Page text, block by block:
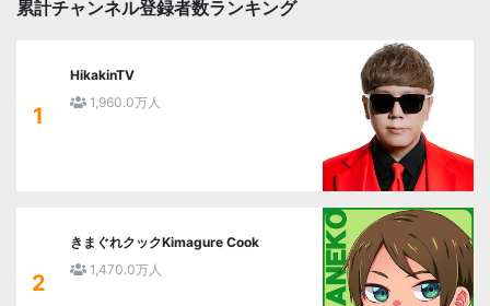
累計チャンネル登録者数ランキング
1
HikakinTV
1,960.0万人
2
きまぐれクックKimagure Cook
1,470.0万人